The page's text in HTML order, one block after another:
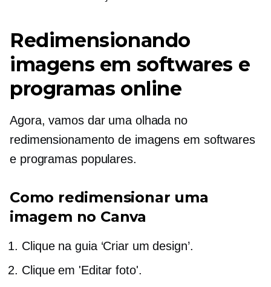
Redimensionando
imagens em softwares e
programas online
Agora, vamos dar uma olhada no
redimensionamento de imagens em softwares
e programas populares.
Como redimensionar uma
imagem no Canva
Clique na guia ‘Criar um design’.
Clique em 'Editar foto'.